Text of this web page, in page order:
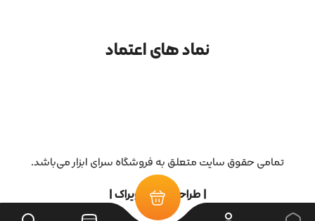
نماد های اعتماد
تمامی حقوق سایت متعلق به فروشگاه سرای ابزار می‌باشد.
| طراحی سایت ویراک |